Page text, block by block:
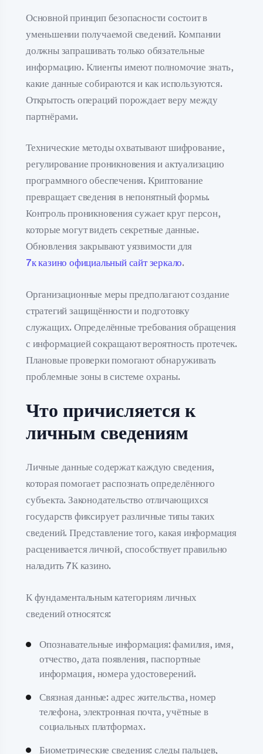
Основной принцип безопасности состоит в
уменьшении получаемой сведений. Компании
должны запрашивать только обязательные
информацию. Клиенты имеют полномочие знать,
какие данные собираются и как используются.
Открытость операций порождает веру между
партнёрами.
Технические методы охватывают шифрование,
регулирование проникновения и актуализацию
программного обеспечения. Криптование
превращает сведения в непонятный формы.
Контроль проникновения сужает круг персон,
которые могут видеть секретные данные.
Обновления закрывают уязвимости для
7к казино официальный сайт зеркало.
Организационные меры предполагают создание
стратегий защищённости и подготовку
служащих. Определённые требования обращения
с информацией сокращают вероятность протечек.
Плановые проверки помогают обнаруживать
проблемные зоны в системе охраны.
Что причисляется к
личным сведениям
Личные данные содержат каждую сведения,
которая помогает распознать определённого
субъекта. Законодательство отличающихся
государств фиксирует различные типы таких
сведений. Представление того, какая информация
расценивается личной, способствует правильно
наладить 7К казино.
К фундаментальным категориям личных
сведений относятся:
Опознавательные информация: фамилия, имя,
отчество, дата появления, паспортные
информация, номера удостоверений.
Связная данные: адрес жительства, номер
телефона, электронная почта, учётные в
социальных платформах.
Биометрические сведения: следы пальцев,